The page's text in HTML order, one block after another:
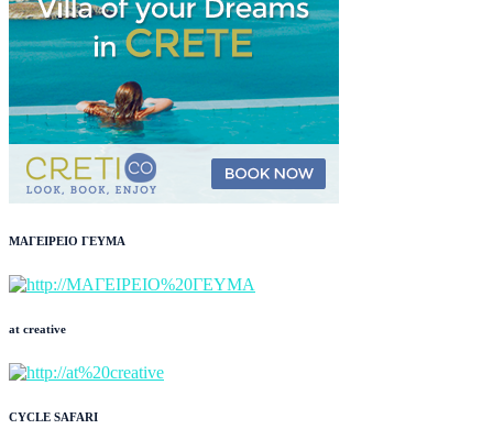
ΜΑΓΕΙΡΕΙΟ ΓΕΥΜΑ
at creative
CYCLE SAFARI